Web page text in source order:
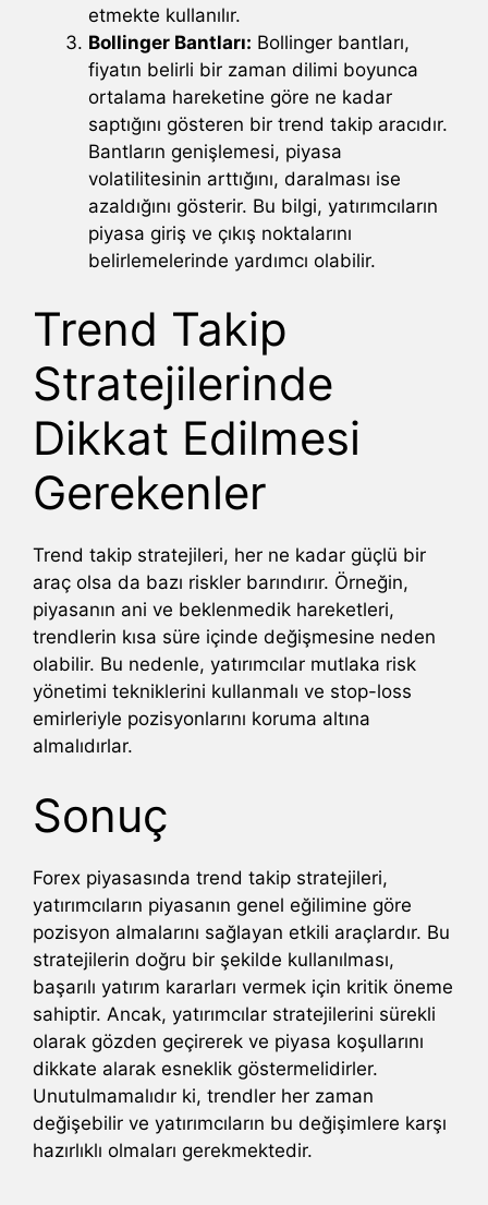
etmekte kullanılır.
Bollinger Bantları: Bollinger bantları,
fiyatın belirli bir zaman dilimi boyunca
ortalama hareketine göre ne kadar
saptığını gösteren bir trend takip aracıdır.
Bantların genişlemesi, piyasa
volatilitesinin arttığını, daralması ise
azaldığını gösterir. Bu bilgi, yatırımcıların
piyasa giriş ve çıkış noktalarını
belirlemelerinde yardımcı olabilir.
Trend Takip
Stratejilerinde
Dikkat Edilmesi
Gerekenler
Trend takip stratejileri, her ne kadar güçlü bir
araç olsa da bazı riskler barındırır. Örneğin,
piyasanın ani ve beklenmedik hareketleri,
trendlerin kısa süre içinde değişmesine neden
olabilir. Bu nedenle, yatırımcılar mutlaka risk
yönetimi tekniklerini kullanmalı ve stop-loss
emirleriyle pozisyonlarını koruma altına
almalıdırlar.
Sonuç
Forex piyasasında trend takip stratejileri,
yatırımcıların piyasanın genel eğilimine göre
pozisyon almalarını sağlayan etkili araçlardır. Bu
stratejilerin doğru bir şekilde kullanılması,
başarılı yatırım kararları vermek için kritik öneme
sahiptir. Ancak, yatırımcılar stratejilerini sürekli
olarak gözden geçirerek ve piyasa koşullarını
dikkate alarak esneklik göstermelidirler.
Unutulmamalıdır ki, trendler her zaman
değişebilir ve yatırımcıların bu değişimlere karşı
hazırlıklı olmaları gerekmektedir.